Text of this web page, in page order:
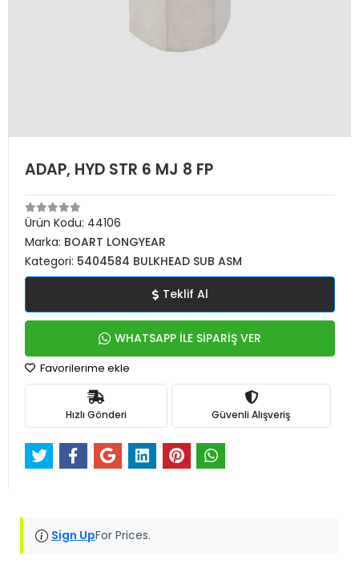
ADAP, HYD STR 6 MJ 8 FP
Ürün Kodu: 44106
Marka: BOART LONGYEAR
Kategori: 5404584 BULKHEAD SUB ASM
Teklif Al
WHATSAPP İLE SİPARİŞ VER
Favorilerime ekle
Hızlı Gönderi Güvenli Alışveriş
Sign UpFor Prices.